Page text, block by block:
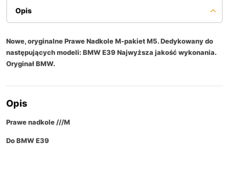
Opis
Nowe, oryginalne Prawe Nadkole M-pakiet M5. Dedykowany do
następujących modeli: BMW E39 Najwyższa jakość wykonania.
Oryginał BMW.
Opis
Prawe nadkole ///M
Do BMW E39